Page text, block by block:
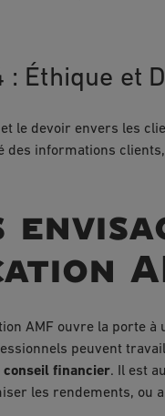
: Éthique et
et le devoir envers les
des informations clients,
AMF ouvre la porte à
peuvent
conseil financier. Il est
les rendements, ou